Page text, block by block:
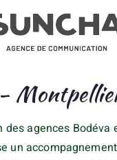
des agences Bodéva
un